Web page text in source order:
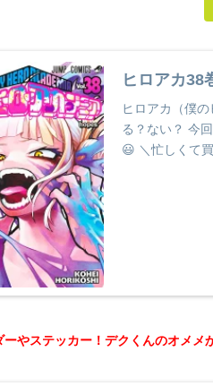
ヒロアカ38
ヒロアカ（僕
る？ない？ 今
😃 ＼忙しくて
やステッカー！デクくんのオメメ